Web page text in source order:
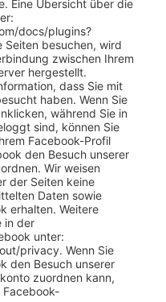
Eine Übersicht über die
docs/plugins?
Seiten besuchen, wird
zwischen Ihrem
hergestellt.
dass Sie mit
haben. Wenn Sie
während Sie in
sind, können Sie
Facebook-Profil
den Besuch unserer
Wir weisen
der Seiten keine
Daten sowie
erhalten. Weitere
in der
unter:
privacy. Wenn Sie
den Besuch unserer
zuordnen kann,
Facebook-